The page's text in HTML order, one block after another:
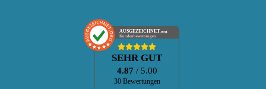
AUSGEZEICHNET.org
Kundenbewertungen
SEHR GUT
4.87 / 5.00
30 Bewertungen